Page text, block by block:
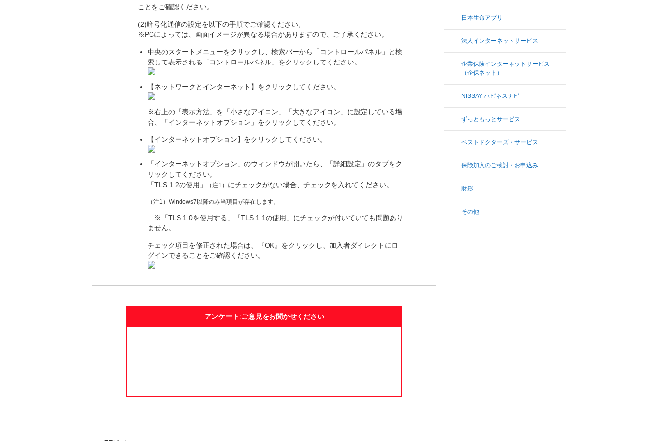
日本生命アプリ
法人インターネットサービス
企業保険インターネットサービス
（企保ネット）
NISSAY ハピネスナビ
ずっともっとサービス
ベストドクターズ・サービス
保険加入のご検討・お申込み
財形
その他
ことをご確認ください。
(2)暗号化通信の設定を以下の手順でご確認ください。
※PCによっては、画面イメージが異なる場合がありますので、ご了承ください。
中央のスタートメニューをクリックし、検索バーから「コントロールパネル」と検
索して表示される「コントロールパネル」をクリックしてください。
【ネットワークとインターネット】をクリックしてください。
※右上の「表示方法」を「小さなアイコン」「大きなアイコン」に設定している場
合、「インターネットオプション」をクリックしてください。
【インターネットオプション】をクリックしてください。
「インターネットオプション」のウィンドウが開いたら、「詳細設定」のタブをク
リックしてください。
「TLS 1.2の使用」
（注1） にチェックがない場合、チェックを入れてください。
（注1）Windows7以降のみ当項目が存在します。
※「TLS 1.0を使用する」「TLS 1.1の使用」にチェックが付いていても問題あり
ません。
チェック項目を修正された場合は、『OK』をクリックし、加入者ダイレクトにロ
グインできることをご確認ください。
アンケート:ご意見をお聞かせください